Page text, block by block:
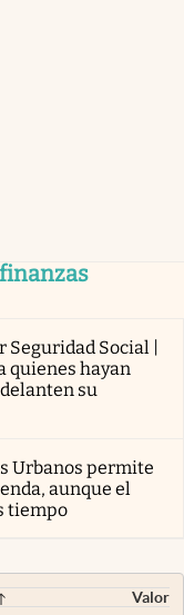
Seguridad Social |
quienes hayan
su
Urbanos permite
aunque el
tiempo
Valor